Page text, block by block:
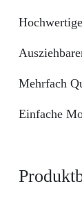
Mehrfach
Einfache